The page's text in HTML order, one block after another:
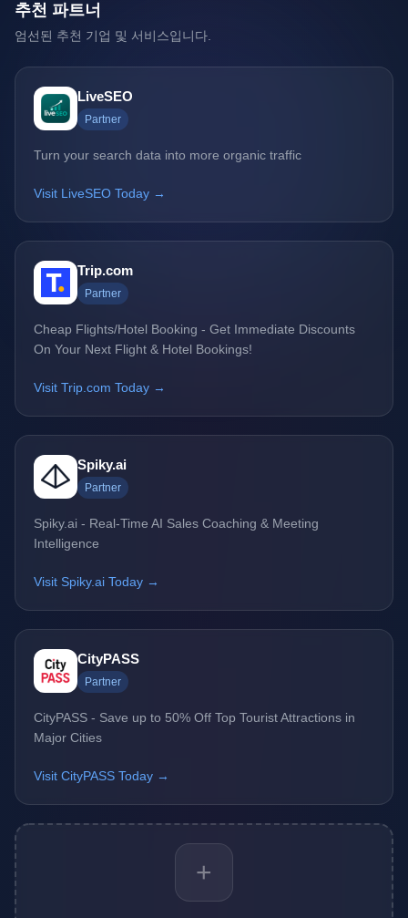
추천 파트너
엄선된 추천 기업 및 서비스입니다.
LiveSEO
Partner
Turn your search data into more organic traffic
Visit LiveSEO Today →
Trip.com
Partner
Cheap Flights/Hotel Booking - Get Immediate Discounts
On Your Next Flight & Hotel Bookings!
Visit Trip.com Today →
Spiky.ai
Partner
Spiky.ai - Real-Time AI Sales Coaching & Meeting
Intelligence
Visit Spiky.ai Today →
CityPASS
Partner
CityPASS - Save up to 50% Off Top Tourist Attractions in
Major Cities
Visit CityPASS Today →
+